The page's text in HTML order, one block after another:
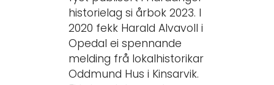
historielag si årbok 2023. I
2020 fekk Harald Alvavoll i
Opedal ei spennande
melding frå lokalhistorikar
Oddmund Hus i Kinsarvik.